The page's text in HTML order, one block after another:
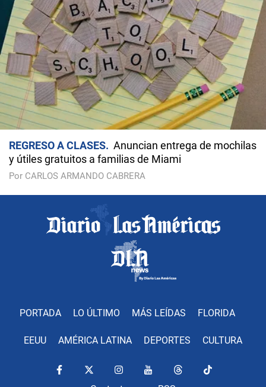
REGRESO A CLASES
Anuncian entrega de mochilas
y útiles gratuitos a familias de Miami
Por CARLOS ARMANDO CABRERA
PORTADA LO ÚLTIMO MÁS LEÍDAS FLORIDA
EEUU AMÉRICA LATINA DEPORTES CULTURA